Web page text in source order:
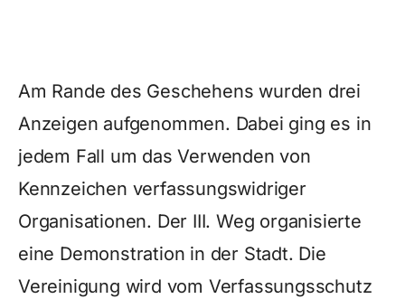
Am Rande des Geschehens wurden drei
Anzeigen aufgenommen. Dabei ging es in
jedem Fall um das Verwenden von
Kennzeichen verfassungswidriger
Organisationen. Der III. Weg organisierte
eine Demonstration in der Stadt. Die
Vereinigung wird vom Verfassungsschutz